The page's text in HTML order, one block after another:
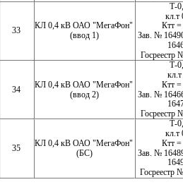
33
34
35
Т-
кл.т
КЛ 0,4 кВ ОАО "МегаФон"
Ктт =
(ввод 1)
Зав. №
Госреестр
Т-
КЛ 0,4 кВ ОАО "МегаФон"
Ктт =
(ввод 2)
Зав. №
Госреестр
Т-
кл.т
КЛ 0,4 кВ ОАО "МегаФон"
Ктт =
(БС)
Зав. №
Госреестр